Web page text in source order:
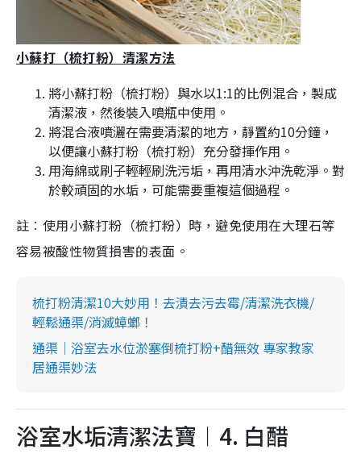
小蘇打（梳打粉）清潔方法
將小蘇打粉（梳打粉）與水以1:1的比例混合，製成
清潔液，然後裝入噴瓶中使用。
將混合液噴灑在需要清潔的地方，靜置約10分鐘，
以便讓小蘇打粉（梳打粉）充分發揮作用。
用海綿或刷子輕輕刷洗污垢，再用清水沖洗乾淨。對
於較頑固的水垢，可能需要重複這個過程。
註︰使用小蘇打粉（梳打粉）時，避免使用在大理石等
容易被酸性物質損害的表面。
梳打粉清潔10大妙用！去漬去污去霉/清潔洗衣機/
輕鬆通渠/消滅蟑螂！
通渠｜浴室去水位淤塞倒梳打粉+醋無效 專家教家
居通渠妙法
浴室水垢清潔法寶︱4. 白醋